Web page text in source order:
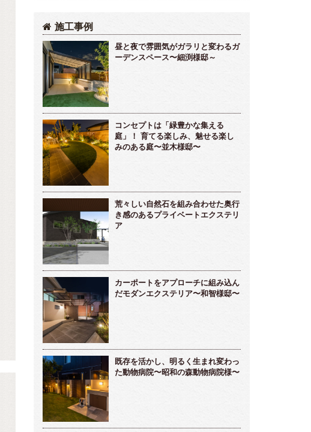
施工事例
昼と夜で雰囲気がガラリと変わるガ
ーデンスペース〜細渕様邸～
コンセプトは「緑豊かな集える
庭」！ 育てる楽しみ、魅せる楽し
みのある庭〜並木様邸〜
荒々しい自然石を組み合わせた奥行
き感のあるプライベートエクステリ
ア
カーポートをアプローチに組み込ん
だモダンエクステリア〜和智様邸〜
既存を活かし、明るく生まれ変わっ
た動物病院〜昭和の森動物病院様〜